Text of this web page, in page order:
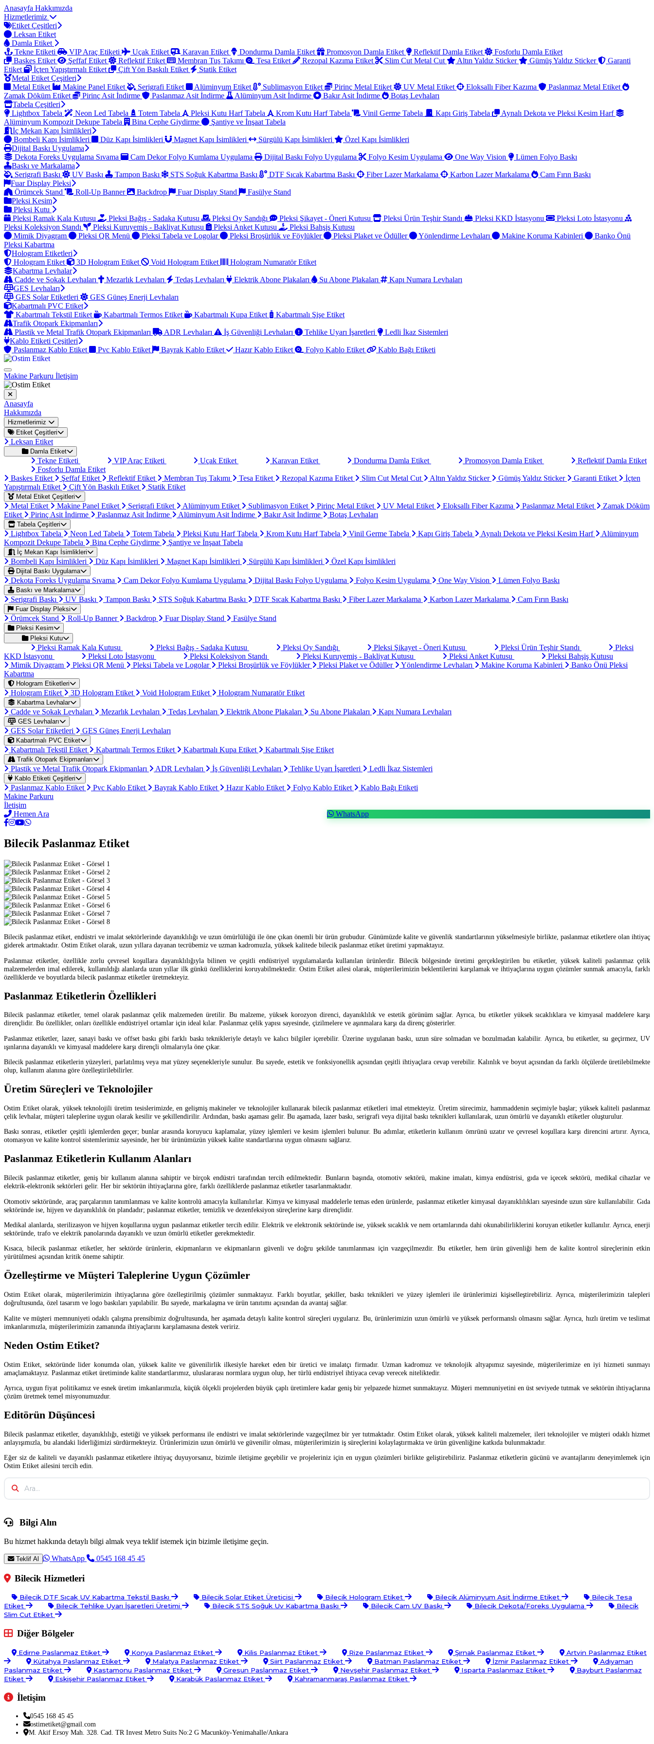
Anasayfa Hakkımızda
Hizmetlerimiz
Etiket Çeşitleri
Leksan Etiket
Damla Etiket
Tekne Etiketi
VIP Araç Etiketi Uçak Etiket Karavan Etiket Dondurma Damla Etiket Promosyon Damla Etiket Reflektif Damla Etiket
Fosforlu Damla Etiket
Baskes Etiket
Şeffaf Etiket Reflektif Etiket Membran Tuş Takımı Tesa Etiket Rezopal Kazıma Etiket Slim Cut Metal Cut Altın Yaldız Sticker Gümüş Yaldız Sticker
Garanti
Etiket
İçten Yapıştırmalı Etiket Çift Yön Baskılı Etiket
Statik Etiket
Metal Etiket Çeşitleri
Metal Etiket
Makine Panel Etiket Serigrafi Etiket Alüminyum Etiket Sublimasyon Etiket Pirinç Metal Etiket UV Metal Etiket Eloksallı Fiber Kazıma
Paslanmaz Metal Etiket
Zamak Döküm Etiket
Pirinç Asit İndirme Paslanmaz Asit İndirme Alüminyum Asit İndirme Bakır Asit İndirme
Botaş Levhaları
Tabela Çeşitleri
Lightbox Tabela
Neon Led Tabela Totem Tabela Pleksi Kutu Harf Tabela Krom Kutu Harf Tabela Vinil Germe Tabela Kapı Giriş Tabela
Aynalı Dekota ve Pleksi Kesim Harf
Alüminyum Kompozit Dekupe Tabela
Bina Cephe Giydirme
Şantiye ve İnşaat Tabela
İç Mekan Kapı İsimlikleri
Bombeli Kapı İsimlikleri
Düz Kapı İsimlikleri Magnet Kapı İsimlikleri Sürgülü Kapı İsimlikleri
Özel Kapı İsimlikleri
Dijital Baskı Uygulama
Dekota Foreks Uygulama Sıvama
Cam Dekor Folyo Kumlama Uygulama Dijital Baskı Folyo Uygulama Folyo Kesim Uygulama One Way Vision
Lümen Folyo Baskı
Baskı ve Markalama
Serigrafi Baskı
UV Baskı Tampon Baskı STS Soğuk Kabartma Baskı DTF Sıcak Kabartma Baskı Fiber Lazer Markalama Karbon Lazer Markalama
Cam Fırın Baskı
Fuar Display Pleksi
Örümcek Stand
Roll-Up Banner Backdrop Fuar Display Stand
Fasülye Stand
Pleksi Kesim
Pleksi Kutu
Pleksi Ramak Kala Kutusu
Pleksi Bağış - Sadaka Kutusu Pleksi Oy Sandığı Pleksi Şikayet - Öneri Kutusu Pleksi Ürün Teşhir Standı Pleksi KKD İstasyonu
Pleksi Loto İstasyonu
Pleksi Koleksiyon Standı
Pleksi Kuruyemiş - Bakliyat Kutusu Pleksi Anket Kutusu
Pleksi Bahşiş Kutusu
Mimik Diyagram
Pleksi QR Menü Pleksi Tabela ve Logolar Pleksi Broşürlük ve Föylükler Pleksi Plaket ve Ödüller Yönlendirme Levhaları Makine Koruma Kabinleri
Banko Önü
Pleksi Kabartma
Hologram Etiketleri
Hologram Etiket
3D Hologram Etiket Void Hologram Etiket
Hologram Numaratör Etiket
Kabartma Levhalar
Cadde ve Sokak Levhaları
Mezarlık Levhaları Tedaş Levhaları Elektrik Abone Plakaları Su Abone Plakaları
Kapı Numara Levhaları
GES Levhaları
GES Solar Etiketleri
GES Güneş Enerji Levhaları
Kabartmalı PVC Etiket
Kabartmalı Tekstil Etiket
Kabartmalı Termos Etiket Kabartmalı Kupa Etiket
Kabartmalı Şişe Etiket
Trafik Otopark Ekipmanları
Plastik ve Metal Trafik Otopark Ekipmanları
ADR Levhaları İş Güvenliği Levhaları Tehlike Uyarı İşaretleri
Ledli İkaz Sistemleri
Kablo Etiketi Çeşitleri
Paslanmaz Kablo Etiket
Pvc Kablo Etiket Bayrak Kablo Etiket Hazır Kablo Etiket Folyo Kablo Etiket Kablo Bağı Etiketi
Makine Parkuru İletişim
Anasayfa
Hakkımızda
Hizmetlerimiz
Etiket Çeşitleri
Leksan Etiket
Damla Etiket
Tekne Etiketi VIP Araç Etiketi Uçak Etiket Karavan Etiket Dondurma Damla Etiket Promosyon Damla Etiket
Reflektif Damla Etiket
Fosforlu Damla Etiket
Baskes Etiket
Şeffaf Etiket Reflektif Etiket Membran Tuş Takımı Tesa Etiket Rezopal Kazıma Etiket Slim Cut Metal Cut Altın Yaldız Sticker Gümüş Yaldız Sticker Garanti Etiket
İçten
Yapıştırmalı Etiket
Çift Yön Baskılı Etiket Statik Etiket
Metal Etiket Çeşitleri
Metal Etiket Makine Panel Etiket Serigrafi Etiket Alüminyum Etiket Sublimasyon Etiket Pirinç Metal Etiket UV Metal Etiket Eloksallı Fiber Kazıma Paslanmaz Metal Etiket
Zamak Döküm
Etiket
Pirinç Asit İndirme Paslanmaz Asit İndirme Alüminyum Asit İndirme Bakır Asit İndirme Botaş Levhaları
Tabela Çeşitleri
Lightbox Tabela Neon Led Tabela Totem Tabela Pleksi Kutu Harf Tabela Krom Kutu Harf Tabela Vinil Germe Tabela Kapı Giriş Tabela Aynalı Dekota ve Pleksi Kesim Harf
Alüminyum
Kompozit Dekupe Tabela
Bina Cephe Giydirme Şantiye ve İnşaat Tabela
İç Mekan Kapı İsimlikleri
Bombeli Kapı İsimlikleri Düz Kapı İsimlikleri Magnet Kapı İsimlikleri Sürgülü Kapı İsimlikleri Özel Kapı İsimlikleri
Dijital Baskı Uygulama
Dekota Foreks Uygulama Sıvama Cam Dekor Folyo Kumlama Uygulama Dijital Baskı Folyo Uygulama Folyo Kesim Uygulama One Way Vision Lümen Folyo Baskı
Baskı ve Markalama
Serigrafi Baskı UV Baskı Tampon Baskı STS Soğuk Kabartma Baskı DTF Sıcak Kabartma Baskı Fiber Lazer Markalama Karbon Lazer Markalama Cam Fırın Baskı
Fuar Display Pleksi
Örümcek Stand Roll-Up Banner Backdrop Fuar Display Stand Fasülye Stand
Pleksi Kesim
Pleksi Kutu
Pleksi Ramak Kala Kutusu Pleksi Bağış - Sadaka Kutusu Pleksi Oy Sandığı Pleksi Şikayet - Öneri Kutusu Pleksi Ürün Teşhir Standı
Pleksi
KKD İstasyonu
Pleksi Loto İstasyonu Pleksi Koleksiyon Standı Pleksi Kuruyemiş - Bakliyat Kutusu Pleksi Anket Kutusu
Pleksi Bahşiş Kutusu
Mimik Diyagram
Pleksi QR Menü Pleksi Tabela ve Logolar Pleksi Broşürlük ve Föylükler Pleksi Plaket ve Ödüller Yönlendirme Levhaları Makine Koruma Kabinleri
Banko Önü Pleksi
Kabartma
Hologram Etiketleri
Hologram Etiket 3D Hologram Etiket Void Hologram Etiket Hologram Numaratör Etiket
Kabartma Levhalar
Cadde ve Sokak Levhaları Mezarlık Levhaları Tedaş Levhaları Elektrik Abone Plakaları Su Abone Plakaları Kapı Numara Levhaları
GES Levhaları
GES Solar Etiketleri GES Güneş Enerji Levhaları
Kabartmalı PVC Etiket
Kabartmalı Tekstil Etiket Kabartmalı Termos Etiket Kabartmalı Kupa Etiket Kabartmalı Şişe Etiket
Trafik Otopark Ekipmanları
Plastik ve Metal Trafik Otopark Ekipmanları ADR Levhaları İş Güvenliği Levhaları Tehlike Uyarı İşaretleri Ledli İkaz Sistemleri
Kablo Etiketi Çeşitleri
Paslanmaz Kablo Etiket Pvc Kablo Etiket Bayrak Kablo Etiket Hazır Kablo Etiket Folyo Kablo Etiket
Kablo Bağı Etiketi
Makine Parkuru
İletişim
Hemen Ara
WhatsApp
Bilecik Paslanmaz Etiket
Bilecik paslanmaz etiket, endüstri ve imalat sektörlerinde dayanıklılığı ve uzun ömürlülüğü ile öne çıkan önemli bir ürün grubudur. Günümüzde kalite ve güvenlik standartlarının yükselmesiyle birlikte, paslanmaz etiketlere olan ihtiyaç
giderek artmaktadır. Ostim Etiket olarak, uzun yıllara dayanan tecrübemiz ve uzman kadromuzla, yüksek kalitede bilecik paslanmaz etiket üretimi yapmaktayız.
Paslanmaz etiketler, özellikle zorlu çevresel koşullara dayanıklılığıyla bilinen ve çeşitli endüstriyel uygulamalarda kullanılan ürünlerdir. Bilecik bölgesinde üretimi gerçekleştirilen bu etiketler, yüksek kaliteli paslanmaz çelik
malzemelerden imal edilerek, kullanıldığı alanlarda uzun yıllar ilk günkü özelliklerini koruyabilmektedir. Ostim Etiket ailesi olarak, müşterilerimizin beklentilerini karşılamak ve ihtiyaçlarına uygun çözümler sunmak amacıyla, farklı
özelliklerde ve boyutlarda bilecik paslanmaz etiketler üretmekteyiz.
Paslanmaz Etiketlerin Özellikleri
Bilecik paslanmaz etiketler, temel olarak paslanmaz çelik malzemeden üretilir. Bu malzeme, yüksek korozyon direnci, dayanıklılık ve estetik görünüm sağlar. Ayrıca, bu etiketler yüksek sıcaklıklara ve kimyasal maddelere karşı
dirençlidir. Bu özellikler, onları özellikle endüstriyel ortamlar için ideal kılar. Paslanmaz çelik yapısı sayesinde, çizilmelere ve aşınmalara karşı da direnç gösterirler.
Paslanmaz etiketler, lazer, sanayi baskı ve offset baskı gibi farklı baskı teknikleriyle detaylı ve kalıcı bilgiler içerebilir. Üzerine uygulanan baskı, uzun süre solmadan ve bozulmadan kalabilir. Ayrıca, bu etiketler, su geçirmez, UV
ışınlarına dayanıklı ve kimyasal maddelere karşı dirençli olmalarıyla öne çıkar.
Bilecik paslanmaz etiketlerin yüzeyleri, parlatılmış veya mat yüzey seçenekleriyle sunulur. Bu sayede, estetik ve fonksiyonellik açısından çeşitli ihtiyaçlara cevap verebilir. Kalınlık ve boyut açısından da farklı ölçülerde üretilebilmekte
olup, kullanım alanına göre özelleştirilebilirler.
Üretim Süreçleri ve Teknolojiler
Ostim Etiket olarak, yüksek teknolojili üretim tesislerimizde, en gelişmiş makineler ve teknolojiler kullanarak bilecik paslanmaz etiketleri imal etmekteyiz. Üretim sürecimiz, hammaddenin seçimiyle başlar; yüksek kaliteli paslanmaz
çelik levhalar, müşteri taleplerine uygun olarak kesilir ve şekillendirilir. Ardından, baskı aşaması gelir. Bu aşamada, lazer baskı, serigrafi veya dijital baskı teknikleri kullanılarak, uzun ömürlü ve dayanıklı etiketler oluşturulur.
Baskı sonrası, etiketler çeşitli işlemlerden geçer; bunlar arasında koruyucu kaplamalar, yüzey işlemleri ve kesim işlemleri bulunur. Bu adımlar, etiketlerin kullanım ömrünü uzatır ve çevresel koşullara karşı direncini artırır. Ayrıca,
otomasyon ve kalite kontrol sistemlerimiz sayesinde, her bir ürünümüzün yüksek kalite standartlarına uygun olmasını sağlarız.
Paslanmaz Etiketlerin Kullanım Alanları
Bilecik paslanmaz etiketler, geniş bir kullanım alanına sahiptir ve birçok endüstri tarafından tercih edilmektedir. Bunların başında, otomotiv sektörü, makine imalatı, kimya endüstrisi, gıda ve içecek sektörü, medikal cihazlar ve
elektrik-elektronik sektörleri gelir. Her bir sektörün ihtiyaçlarına göre, farklı özelliklerde paslanmaz etiketler tasarlanmaktadır.
Otomotiv sektöründe, araç parçalarının tanımlanması ve kalite kontrolü amacıyla kullanılırlar. Kimya ve kimyasal maddelerle temas eden ürünlerde, paslanmaz etiketler kimyasal dayanıklılıkları sayesinde uzun süre kullanılabilir. Gıda
sektöründe ise, hijyen ve dayanıklılık ön plandadır; paslanmaz etiketler, temizlik ve dezenfeksiyon süreçlerine karşı dirençlidir.
Medikal alanlarda, sterilizasyon ve hijyen koşullarına uygun paslanmaz etiketler tercih edilir. Elektrik ve elektronik sektöründe ise, yüksek sıcaklık ve nem ortamlarında dahi okunabilirliklerini koruyan etiketler kullanılır. Ayrıca, enerji
sektöründe, trafo ve elektrik panolarında dayanıklı ve uzun ömürlü etiketler gerekmektedir.
Kısaca, bilecik paslanmaz etiketler, her sektörde ürünlerin, ekipmanların ve ekipmanların güvenli ve doğru şekilde tanımlanması için vazgeçilmezdir. Bu etiketler, hem ürün güvenliği hem de kalite kontrol süreçlerinin etkin
yürütülmesi açısından kritik öneme sahiptir.
Özelleştirme ve Müşteri Taleplerine Uygun Çözümler
Ostim Etiket olarak, müşterilerimizin ihtiyaçlarına göre özelleştirilmiş çözümler sunmaktayız. Farklı boyutlar, şekiller, baskı teknikleri ve yüzey işlemleri ile ürünlerimizi kişiselleştirebiliriz. Ayrıca, müşterilerimizin talepleri
doğrultusunda, özel tasarım ve logo baskıları yapılabilir. Bu sayede, markalaşma ve ürün tanıtımı açısından da avantaj sağlar.
Kalite ve müşteri memnuniyeti odaklı çalışma prensibimiz doğrultusunda, her aşamada detaylı kalite kontrol süreçleri uygularız. Bu, ürünlerimizin uzun ömürlü ve yüksek performanslı olmasını sağlar. Ayrıca, hızlı üretim ve teslimat
imkanlarımızla, müşterilerimizin zamanında ihtiyaçlarını karşılamasına destek veririz.
Neden Ostim Etiket?
Ostim Etiket, sektöründe lider konumda olan, yüksek kalite ve güvenilirlik ilkesiyle hareket eden bir üretici ve imalatçı firmadır. Uzman kadromuz ve teknolojik altyapımız sayesinde, müşterilerimize en iyi hizmeti sunmayı
amaçlamaktayız. Paslanmaz etiket üretiminde kalite standartlarımız, uluslararası normlara uygun olup, her türlü endüstriyel ihtiyaca cevap verecek niteliktedir.
Ayrıca, uygun fiyat politikamız ve esnek üretim imkanlarımızla, küçük ölçekli projelerden büyük çaplı üretimlere kadar geniş bir yelpazede hizmet sunmaktayız. Müşteri memnuniyetini en üst seviyede tutmak ve sektörün ihtiyaçlarına
çözüm üretmek temel misyonumuzdur.
Editörün Düşüncesi
Bilecik paslanmaz etiketler, dayanıklılığı, estetiği ve yüksek performansı ile endüstri ve imalat sektörlerinde vazgeçilmez bir yer tutmaktadır. Ostim Etiket olarak, yüksek kaliteli malzemeler, ileri teknolojiler ve müşteri odaklı hizmet
anlayışımızla, bu alandaki liderliğimizi sürdürmekteyiz. Ürünlerimizin uzun ömürlü ve güvenilir olması, müşterilerimizin iş süreçlerini kolaylaştırmakta ve ürün güvenliğine katkıda bulunmaktadır.
Eğer siz de kaliteli ve dayanıklı paslanmaz etiketlere ihtiyaç duyuyorsanız, bizimle iletişime geçebilir ve projeleriniz için en uygun çözümleri birlikte geliştirebiliriz. Paslanmaz etiketlerin gücünü ve avantajlarını deneyimlemek için
Ostim Etiket ailesini tercih edin.
Bilgi Alın
Bu hizmet hakkında detaylı bilgi almak veya teklif istemek için bizimle iletişime geçin.
Teklif Al WhatsApp 0545 168 45 45
Bilecik Hizmetleri
Bilecik DTF Sıcak UV Kabartma Tekstil Baskı Bilecik Solar Etiket Üreticisi Bilecik Hologram Etiket Bilecik Alüminyum Asit İndirme Etiket
Bilecik Tesa
Etiket
Bilecik Tehlike Uyarı İşaretleri Üretimi Bilecik STS Soğuk Uv Kabartma Baskı Bilecik Cam UV Baskı Bilecik Dekota/Foreks Uygulama
Bilecik
Slim Cut Etiket
Diğer Bölgeler
Edirne Paslanmaz Etiket Konya Paslanmaz Etiket Kilis Paslanmaz Etiket Rize Paslanmaz Etiket Şırnak Paslanmaz Etiket
Artvin Paslanmaz Etiket
Kütahya Paslanmaz Etiket
Malatya Paslanmaz Etiket Siirt Paslanmaz Etiket Batman Paslanmaz Etiket İzmir Paslanmaz Etiket
Adıyaman
Paslanmaz Etiket
Kastamonu Paslanmaz Etiket Giresun Paslanmaz Etiket Nevşehir Paslanmaz Etiket Isparta Paslanmaz Etiket
Bayburt Paslanmaz
Etiket
Eskişehir Paslanmaz Etiket Karabük Paslanmaz Etiket Kahramanmaraş Paslanmaz Etiket
İletişim
0545 168 45 45
ostimetiket@gmail.com
M. Akif Ersoy Mah. 328. Cad. TR Invest Metro Suits No:2 G Macunköy-Yenimahalle/Ankara